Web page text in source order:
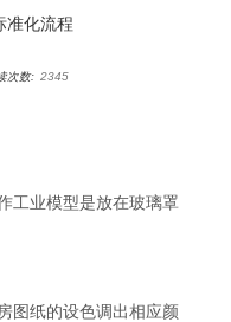
准化流程
次数: 2345
业模型是放在玻璃罩
纸的设色调出相应颜